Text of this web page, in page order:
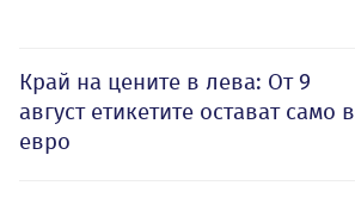
Край на цените в лева: От 9
август етикетите остават само в
евро